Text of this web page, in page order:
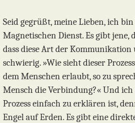
Seid gegrüßt, meine Lieben, ich
Magnetischen Dienst. Es gibt jene,
dass diese Art der Kommunikation
schwierig. »Wie sieht dieser
dem Menschen erlaubt, so zu
Mensch die Verbindung?« Und ich
Prozess einfach zu erklären ist,
Engel auf Erden. Es gibt eine